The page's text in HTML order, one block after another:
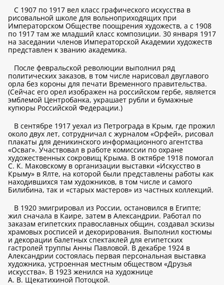
С 1907 по 1917 вел класс графического искусства в
рисовальной школе для вольноприходящих при
Императорском Обществе поощрения художеств, а с 1908
по 1917 там же младший класс композиции. 30 января 1917
на заседании членов Императорской Академии художеств
представлен к званию академика.
После февральской революции выполнил ряд
политических заказов, в том числе нарисовал двуглавого
орла без короны для печати Временного правительства.
(Сейчас его орел изображен на российском гербе, является
эмблемой Центробанка, украшает рубли и бумажные
купюры Российской Федерации.)
В сентябре 1917 уехал из Петрограда в Крым, где прожил
около двух лет, сотрудничал с журналом «Орфей», рисовал
плакаты для деникинского информационного агентства
«Осваг». Участвовал в работе комиссии по охране
художественных сокровищ Крыма. В октябре 1918 помогал
С. К. Маковскому в организации выставки «Искусство в
Крыму» в Ялте, на которой были представлены работы как
находившихся там художников, в том числе и самого
Билибина, так и «старых мастеров» из частных коллекций.
В 1920 эмигрировал из России, остановился в Египте;
жил сначала в Каире, затем в Александрии. Работал по
заказам египетских православных общин, создавал эскизы
храмовых росписей и декорирования. Выполнил костюмы
и декорации балетных спектаклей для египетских
гастролей труппы Анны Павловой. В декабре 1924 в
Александрии состоялась первая персональная выставка
художника, устроенная местным обществом «Друзья
искусства». В 1923 женился на художнице
А. В. Щекатихиной Потоцкой.